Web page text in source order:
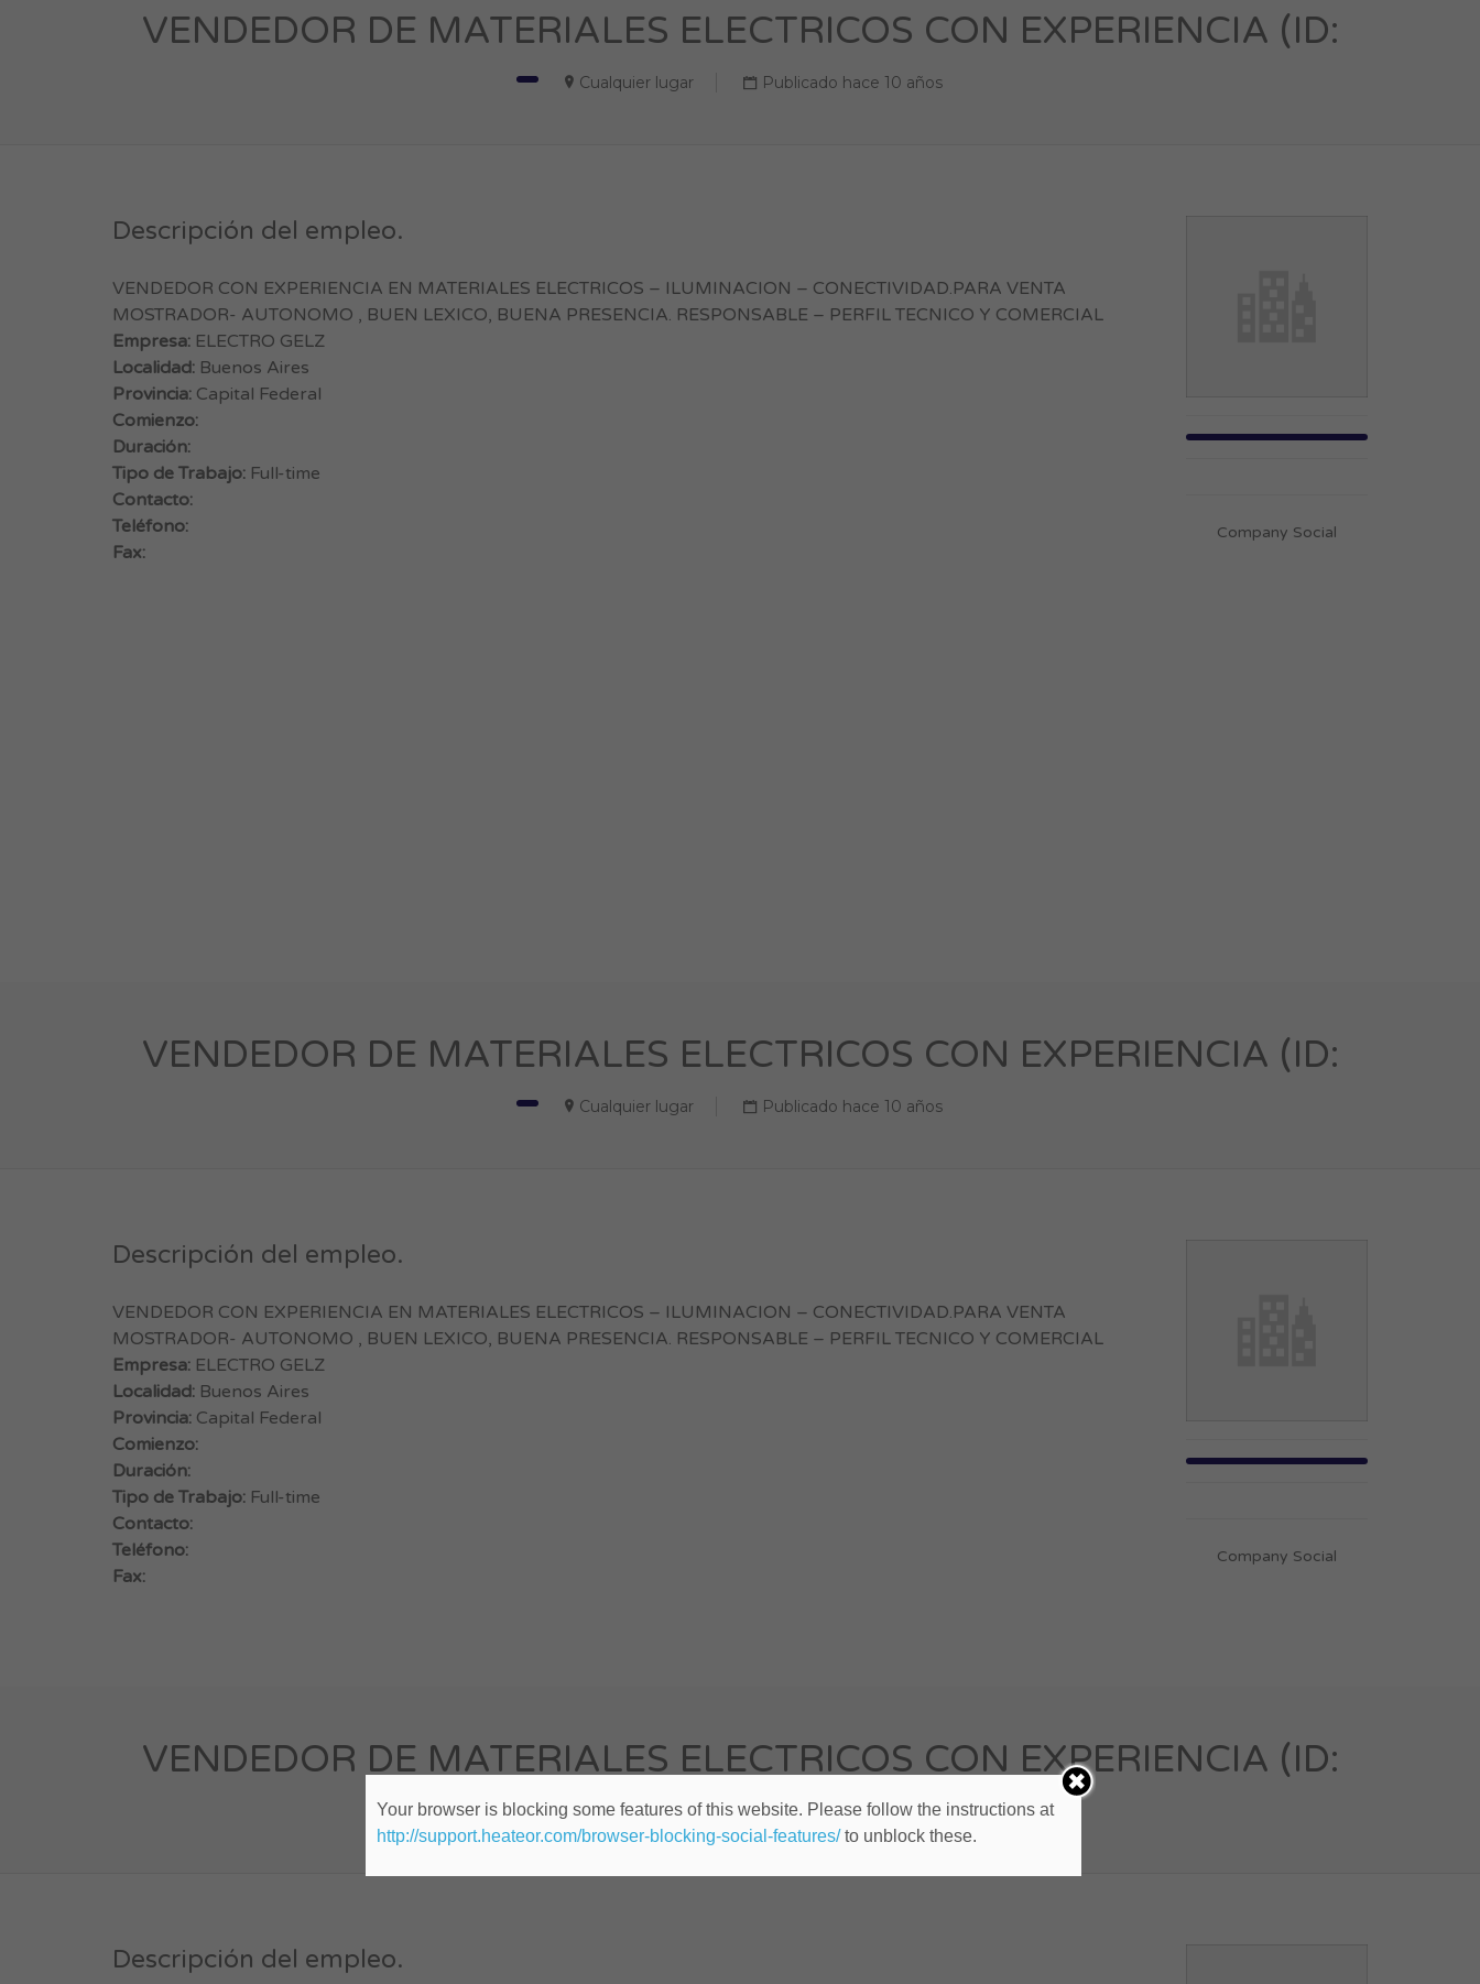
VENDEDOR DE MATERIALES ELECTRICOS CON EXPERIENCIA (ID:
Cualquier lugar Publicado hace 10 años
Descripción del empleo.
VENDEDOR CON EXPERIENCIA EN MATERIALES ELECTRICOS – ILUMINACION – CONECTIVIDAD.PARA VENTA
MOSTRADOR- AUTONOMO , BUEN LEXICO, BUENA PRESENCIA. RESPONSABLE – PERFIL TECNICO Y COMERCIAL
Empresa: ELECTRO GELZ
Localidad: Buenos Aires
Provincia: Capital Federal
Comienzo:
Duración:
Tipo de Trabajo: Full-time
Contacto:
Teléfono:
Fax:
Company Social
VENDEDOR DE MATERIALES ELECTRICOS CON EXPERIENCIA (ID:
Cualquier lugar Publicado hace 10 años
Descripción del empleo.
VENDEDOR CON EXPERIENCIA EN MATERIALES ELECTRICOS – ILUMINACION – CONECTIVIDAD.PARA VENTA
MOSTRADOR- AUTONOMO , BUEN LEXICO, BUENA PRESENCIA. RESPONSABLE – PERFIL TECNICO Y COMERCIAL
Empresa: ELECTRO GELZ
Localidad: Buenos Aires
Provincia: Capital Federal
Comienzo:
Duración:
Tipo de Trabajo: Full-time
Contacto:
Teléfono:
Fax:
Company Social
VENDEDOR DE MATERIALES ELECTRICOS CON EXPERIENCIA (ID:
Cualquier lugar Publicado hace 10 años
Descripción del empleo.
Your browser is blocking some features of this website. Please follow the instructions at
http://support.heateor.com/browser-blocking-social-features/to unblock these.